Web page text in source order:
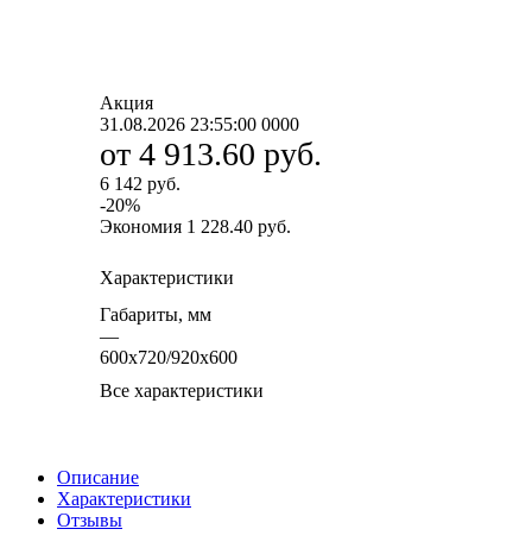
Акция
31.08.2026 23:55:00 0000
от 4 913.60 руб.
6 142 руб.
-20%
Экономия 1 228.40 руб.
Характеристики
Габариты, мм
—
600х720/920х600
Все характеристики
Описание
Характеристики
Отзывы